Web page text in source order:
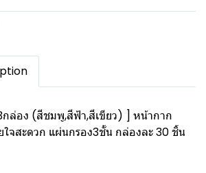
ล่อง (สีชมพู,สีฟ้า,สีเขียว) ] หน้ากาก
ใจสะดวก แผ่นกรอง3ชั้น กล่องละ 30 ชิ้น